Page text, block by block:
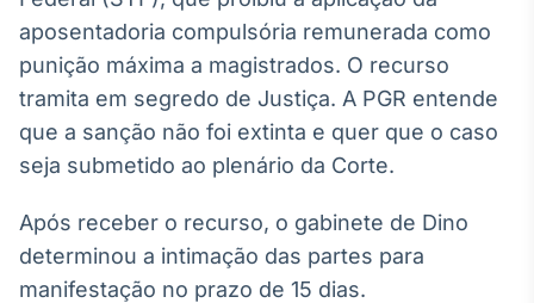
White Label
Plataforma para
personalizados
Soluções de Dados
e Conteúdos
OTC
Plataforma para
negociação de
ativos
aposentadoria compulsória remunerada como
punição máxima a magistrados. O recurso
tramita em segredo de Justiça. A PGR entende
que a sanção não foi extinta e quer que o caso
seja submetido ao plenário da Corte.
Após receber o recurso, o gabinete de Dino
determinou a intimação das partes para
manifestação no prazo de 15 dias.